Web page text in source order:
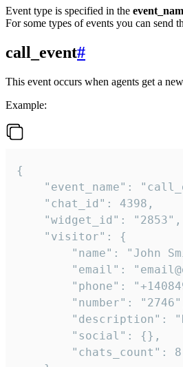
Event type is specified in the
For some types of events you can send
call_event#
This event occurs when agents get a
Example:
{
"event_name":
    "chat_id": 4398,
    "widget_id": "2853",
    "visitor": {
"name": "John
"email":
"phone":
"number":
"description":
        "social": {},
        "chats_count": 8